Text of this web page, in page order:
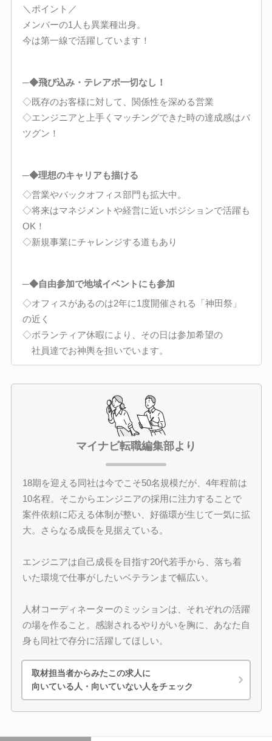
＼ポイント／
メンバーの1人も異業種出身。
今は第一線で活躍しています！
─◆飛び込み・テレアポ一切なし！
◇既存のお客様に対して、関係性を深める営業
◇エンジニアと上手くマッチングできた時の達成感はバ
ツグン！
─◆理想のキャリアも描ける
◇営業やバックオフィス部門も拡大中。
◇将来はマネジメントや経営に近いポジションで活躍も
OK！
◇新規事業にチャレンジする道もあり
─◆自由参加で地域イベントにも参加
◇オフィスがあるのは2年に1度開催される「神田祭」
の近く
◇ボランティア休暇により、その日は参加希望の
社員達でお神輿を担いでいます。
マイナビ転職編集部より
18期を迎える同社は今でこそ50名規模だが、4年程前は
10名程。そこからエンジニアの採用に注力することで
案件依頼に応える体制が整い、好循環が生じて一気に拡
大。さらなる成長を見据えている。
エンジニアは自己成長を目指す20代若手から、落ち着
いた環境で仕事がしたいベテランまで幅広い。
人材コーディネーターのミッションは、それぞれの活躍
の場を作ること。感謝されるやりがいを胸に、あなた自
身も同社で存分に活躍してほしい。
取材担当者からみたこの求人に
向いている人・向いていない人をチェック